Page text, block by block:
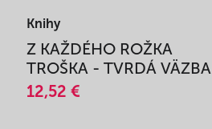
Knihy
Z KAŽDÉHO ROŽKA
TROŠKA - TVRDÁ VÄZBA
12,52 €